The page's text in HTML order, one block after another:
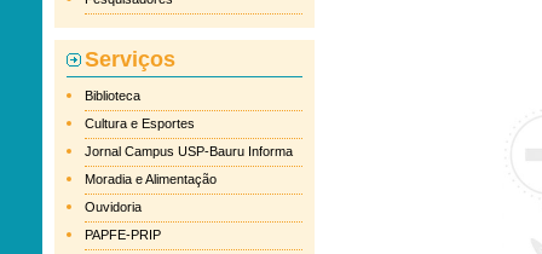
Serviços
Biblioteca
Cultura e Esportes
Jornal Campus USP-Bauru Informa
Moradia e Alimentação
Ouvidoria
PAPFE-PRIP